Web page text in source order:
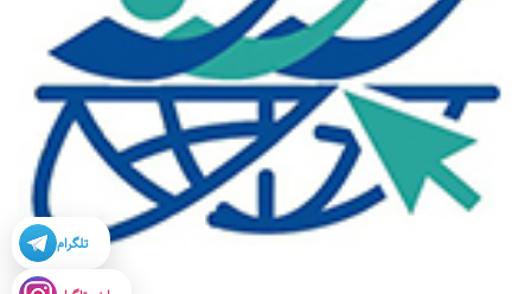
تلگرام